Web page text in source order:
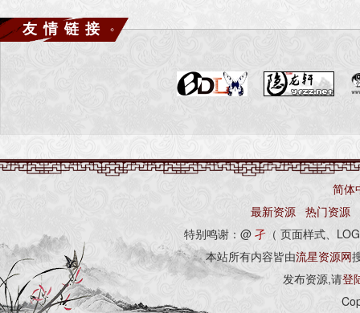
友情链接
简体
最新资源 热门资源
特别鸣谢：@ 孑 （ 页面样式、
本站所有内容皆由流星资源网
发布资源,请登